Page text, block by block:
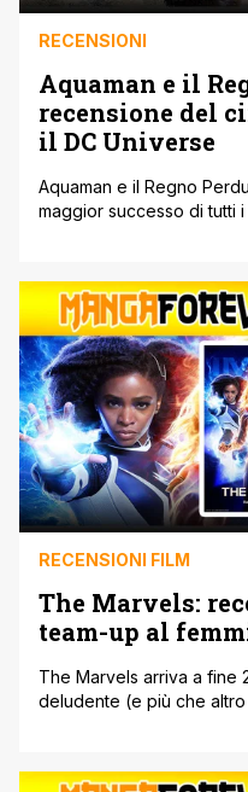
RECENSIONI
Aquaman e il
recensione del
il DC Universe
Aquaman e il Regno
maggior successo di tutti
Wan. Dopo varie
Amber Heard in seguito
RECENSIONI FILM
The Marvels:
team-up al
The Marvels arriva a fine
deludente (e più che
della Galassia di James